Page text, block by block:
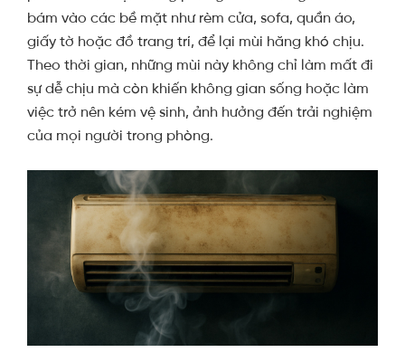
bám vào các bề mặt như rèm cửa, sofa, quần áo,
giấy tờ hoặc đồ trang trí, để lại mùi hăng khó chịu.
Theo thời gian, những mùi này không chỉ làm mất đi
sự dễ chịu mà còn khiến không gian sống hoặc làm
việc trở nên kém vệ sinh, ảnh hưởng đến trải nghiệm
của mọi người trong phòng.